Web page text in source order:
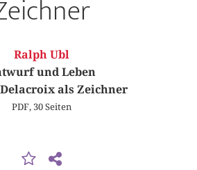
Ralph Ubl
und Leben
als Zeichner
PDF, 30 Seiten